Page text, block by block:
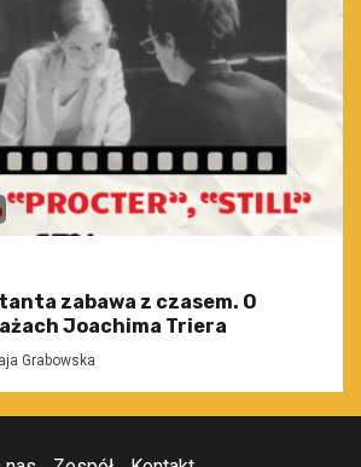
zabawa z czasem. O
Joachima Triera
Grabowska